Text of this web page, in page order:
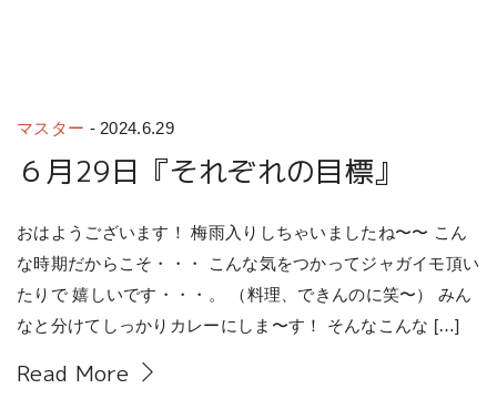
マスター - 2024.6.29
６月29日『それぞれの目標』
おはようございます！ 梅雨入りしちゃいましたね〜〜 こん
な時期だからこそ・・・ こんな気をつかってジャガイモ頂い
たりで 嬉しいです・・・。 （料理、できんのに笑〜） みん
なと分けてしっかりカレーにしま〜す！ そんなこんな […]
Read More